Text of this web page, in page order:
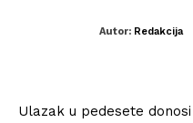
Autor: Redakcija
Ulazak u pedesete